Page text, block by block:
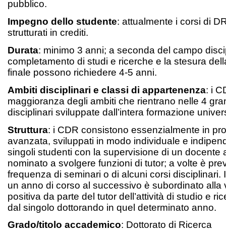
pubblico.
Impegno dello studente: attualmente i corsi di
strutturati in crediti.
Durata: minimo 3 anni; a seconda del campo
completamento di studi e ricerche e la stesura
finale possono richiedere 4-5 anni.
Ambiti disciplinari e classi di appartenenza: i
maggioranza degli ambiti che rientrano nelle 4
disciplinari sviluppate dall’intera formazione
Struttura: i CDR consistono essenzialmente in
avanzata, sviluppati in modo individuale e
singoli studenti con la supervisione di un docente
nominato a svolgere funzioni di tutor; a volte è
frequenza di seminari o di alcuni corsi disciplinari.
un anno di corso al successivo è subordinato alla
positiva da parte del tutor dell’attività di studio e
dal singolo dottorando in quel determinato anno.
Grado/titolo accademico: Dottorato di Ricerca